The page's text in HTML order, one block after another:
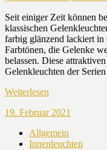
Seit einiger Zeit können
klassischen
farbig glänzend lackiert
Farbtönen, die Gelenke
belassen. Diese
Gelenkleuchten der
Weiterlesen
19. Februar 2021
Allgemein
Innenleuchten